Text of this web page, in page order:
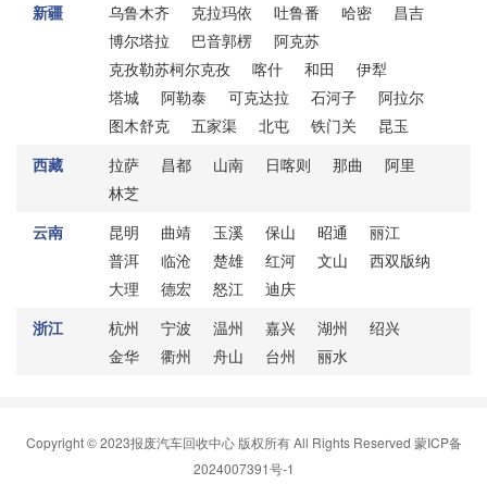
新疆
乌鲁木齐 克拉玛依 吐鲁番 哈密
昌吉
博尔塔拉
巴音郭楞
阿克苏
克孜勒苏柯尔克孜
喀什 和田
伊犁
塔城
阿勒泰 可克达拉 石河子
阿拉尔
图木舒克
五家渠 北屯 铁门关
昆玉
西藏
拉萨 昌都 山南 日喀则 那曲
阿里
林芝
云南
昆明 曲靖 玉溪 保山 昭通
丽江
普洱
临沧 楚雄 红河 文山
西双版纳
大理
德宏 怒江
迪庆
浙江
杭州 宁波 温州 嘉兴 湖州
绍兴
金华
衢州 舟山 台州 丽水
Copyright © 2023报废汽车回收中心 版权所有 All Rights Reserved 蒙ICP备
2024007391号-1